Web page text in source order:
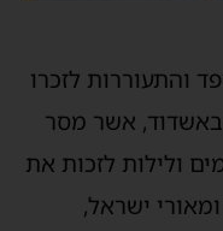
והתעוררות לזכרו
אשר מסר
ולילות לזכות את
ישראל,